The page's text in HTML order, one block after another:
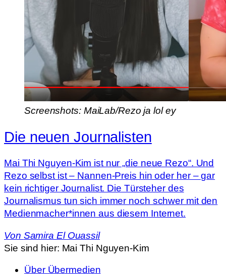
Screenshots: MaiLab/Rezo ja lol ey
Die neuen Journalisten
Mai Thi Nguyen-Kim ist nur „die neue Rezo“. Und
Rezo selbst ist – Nannen-Preis hin oder her – gar
kein richtiger Journalist. Die Türsteher des
Journalismus tun sich immer noch schwer mit den
Medienmacher*innen aus diesem Internet.
Von Samira El Ouassil
Sie sind hier: Mai Thi Nguyen-Kim
Über Übermedien